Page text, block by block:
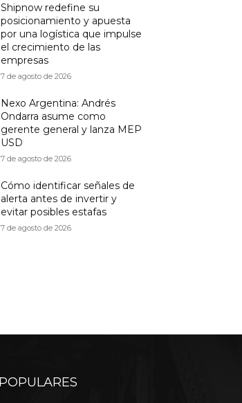
Shipnow redefine su
posicionamiento y apuesta
por una logística que impulse
el crecimiento de las
empresas
7 de agosto de 2026
Nexo Argentina: Andrés
Ondarra asume como
gerente general y lanza MEP
USD
7 de agosto de 2026
Cómo identificar señales de
alerta antes de invertir y
evitar posibles estafas
7 de agosto de 2026